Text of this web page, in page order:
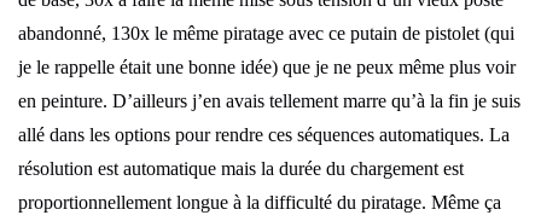
abandonné, 130x le même piratage avec ce putain de pistolet (qui
je le rappelle était une bonne idée) que je ne peux même plus voir
en peinture. D’ailleurs j’en avais tellement marre qu’à la fin je suis
allé dans les options pour rendre ces séquences automatiques. La
résolution est automatique mais la durée du chargement est
proportionnellement longue à la difficulté du piratage. Même ça